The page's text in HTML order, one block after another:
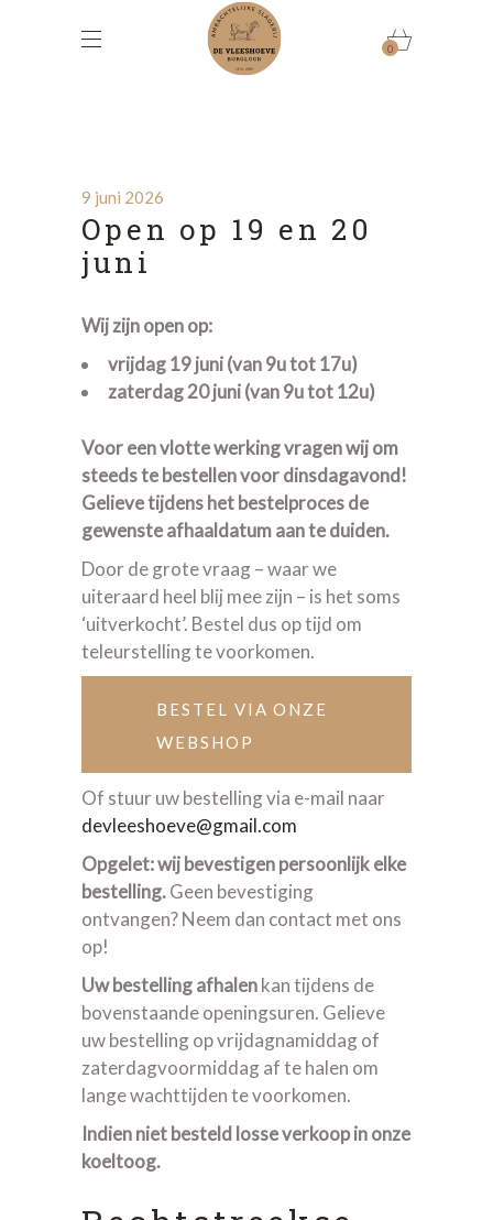
0
9 juni 2026
Open op 19 en 20
juni
Wij zijn open op:
vrijdag 19 juni (van 9u tot 17u)
zaterdag 20 juni (van 9u tot 12u)
Voor een vlotte werking vragen wij om
steeds te bestellen voor dinsdagavond!
Gelieve tijdens het bestelproces de
gewenste afhaaldatum aan te duiden.
Door de grote vraag – waar we
uiteraard heel blij mee zijn – is het soms
‘uitverkocht’. Bestel dus op tijd om
teleurstelling te voorkomen.
BESTEL VIA ONZE
WEBSHOP
Of stuur uw bestelling via e-mail naar
devleeshoeve@gmail.com
Opgelet: wij bevestigen persoonlijk elke
bestelling.Geen bevestiging
ontvangen? Neem dan contact met ons
op!
Uw bestelling afhalenkan tijdens de
bovenstaande openingsuren. Gelieve
uw bestelling op vrijdagnamiddag of
zaterdagvoormiddag af te halen om
lange wachttijden te voorkomen.
Indien niet besteld losse verkoop in onze
koeltoog.